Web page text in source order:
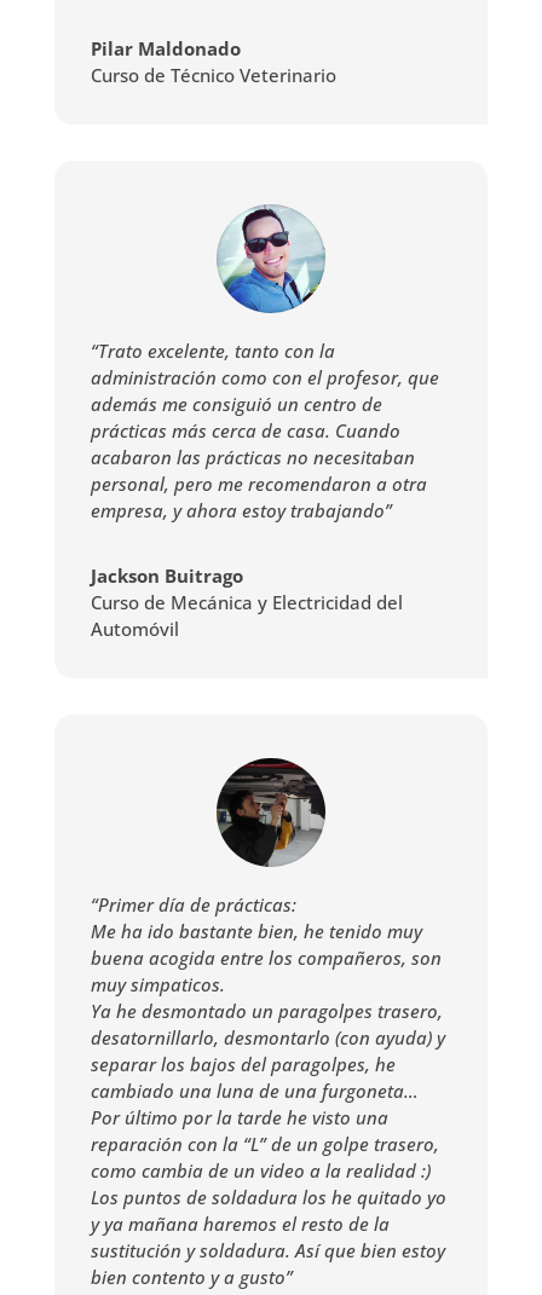
Pilar Maldonado
Curso de Técnico Veterinario
“Trato excelente, tanto con la
administración como con el profesor, que
además me consiguió un centro de
prácticas más cerca de casa. Cuando
acabaron las prácticas no necesitaban
personal, pero me recomendaron a otra
empresa, y ahora estoy trabajando”
Jackson Buitrago
Curso de Mecánica y Electricidad del
Automóvil
“Primer día de prácticas:
Me ha ido bastante bien, he tenido muy
buena acogida entre los compañeros, son
muy simpaticos.
Ya he desmontado un paragolpes trasero,
desatornillarlo, desmontarlo (con ayuda) y
separar los bajos del paragolpes, he
cambiado una luna de una furgoneta…
Por último por la tarde he visto una
reparación con la “L” de un golpe trasero,
como cambia de un video a la realidad :)
Los puntos de soldadura los he quitado yo
y ya mañana haremos el resto de la
sustitución y soldadura. Así que bien estoy
bien contento y a gusto”